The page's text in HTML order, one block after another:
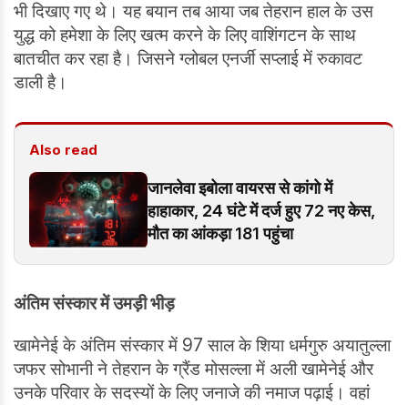
भी दिखाए गए थे। यह बयान तब आया जब तेहरान हाल के उस
युद्ध को हमेशा के लिए खत्म करने के लिए वाशिंगटन के साथ
बातचीत कर रहा है। जिसने ग्लोबल एनर्जी सप्लाई में रुकावट
डाली है।
Also read
जानलेवा इबोला वायरस से कांगो में
हाहाकार, 24 घंटे में दर्ज हुए 72 नए केस,
मौत का आंकड़ा 181 पहुंचा
अंतिम संस्कार में उमड़ी भीड़
खामेनेई के अंतिम संस्कार में 97 साल के शिया धर्मगुरु अयातुल्ला
जफर सोभानी ने तेहरान के ग्रैंड मोसल्ला में अली खामेनेई और
उनके परिवार के सदस्यों के लिए जनाजे की नमाज पढ़ाई। वहां